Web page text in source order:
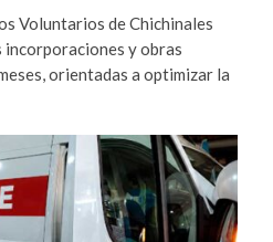
Voluntarios de Chichinales
incorporaciones y obras
orientadas a optimizar la